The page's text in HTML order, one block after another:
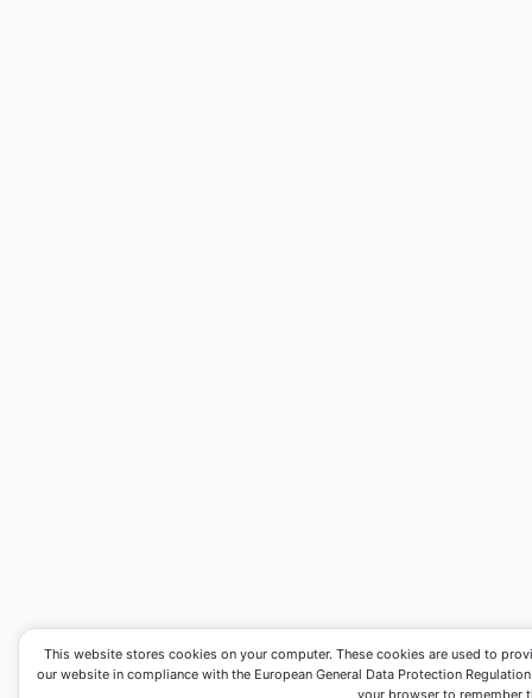
This website stores cookies on your computer. These cookies are used to
our website in compliance with the European General Data Protection
your browser to remember